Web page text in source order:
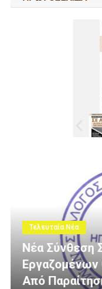
Συλλόγου
Μετά